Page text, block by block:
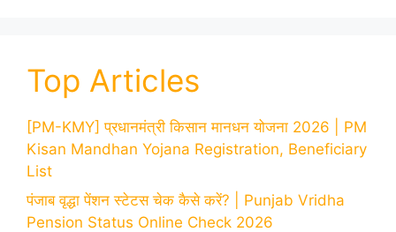
Top Articles
[PM-KMY] प्रधानमंत्री किसान मानधन योजना 2026 | PM
Kisan Mandhan Yojana Registration, Beneficiary
List
पंजाब वृद्धा पेंशन स्टेटस चेक कैसे करें? | Punjab Vridha
Pension Status Online Check 2026